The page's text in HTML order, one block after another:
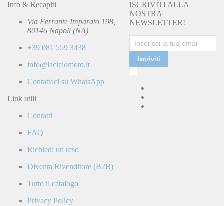
TECNIUM
9308813893088statore ape 50 fl vespa hp 50 (5 fili) 199500
52,00 € Regular Price
65,00 €
Non Disponibile
Info & Recapiti
Via Ferrante Imparato 198,
80146 Napoli (NA)
+39 081 559 3438
info@laciclomoto.it
Contattaci su WhatsApp
Link utili
Contatti
FAQ
Richiedi un reso
Diventa Rivenditore (B2B)
Tutto il catalogo
Privacy Policy
ISCRIVITI ALLA
NOSTRA
NEWSLETTER!
Iscriviti
e
accetto
la